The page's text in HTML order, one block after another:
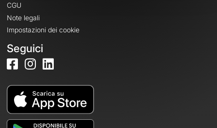
CGU
Note legali
Impostazioni dei cookie
Seguici